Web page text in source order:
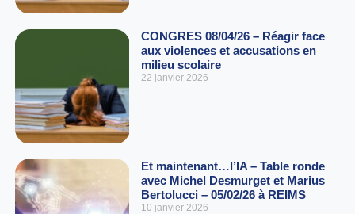
CONGRES 08/04/26 – Réagir face
aux violences et accusations en
milieu scolaire
22 janvier 2026
Et maintenant…l’IA – Table ronde
avec Michel Desmurget et Marius
Bertolucci – 05/02/26 à REIMS
10 janvier 2026